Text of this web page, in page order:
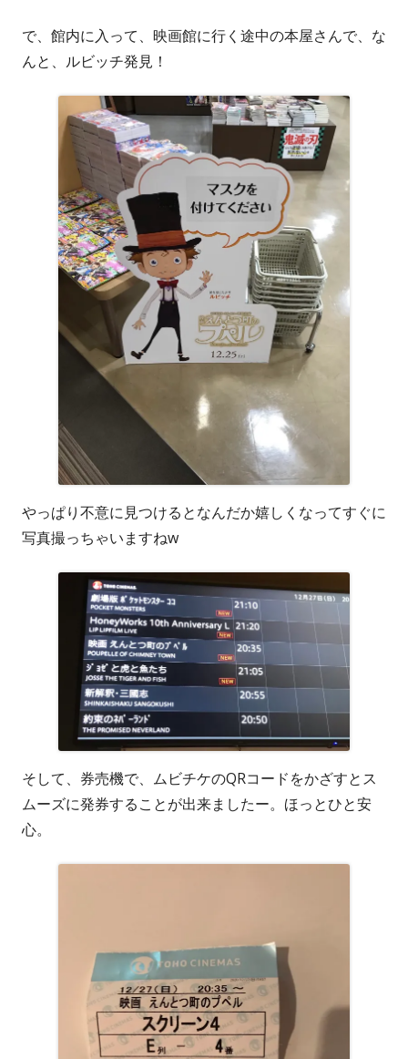
で、館内に入って、映画館に行く途中の本屋さんで、な
んと、ルビッチ発見！
やっぱり不意に見つけるとなんだか嬉しくなってすぐに
写真撮っちゃいますねw
そして、券売機で、ムビチケのQRコードをかざすとス
ムーズに発券することが出来ましたー。ほっとひと安
心。